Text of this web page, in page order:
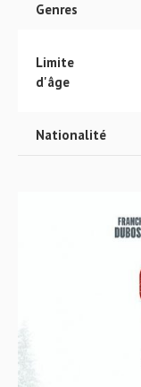
Genres
Limite
d'âge
Nationalité